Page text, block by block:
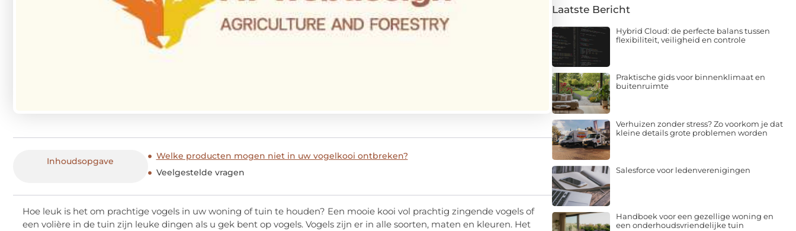
Inhoudsopgave
Welke producten mogen niet in uw vogelkooi ontbreken?
Veelgestelde vragen
Hoe leuk is het om prachtige vogels in uw woning of tuin te houden? Een mooie kooi vol prachtig zingende vogels of
een volière in de tuin zijn leuke dingen als u gek bent op vogels. Vogels zijn er in alle soorten, maten en kleuren. Het
Laatste Bericht
Hybrid Cloud: de perfecte balans tussen
flexibiliteit, veiligheid en controle
Praktische gids voor binnenklimaat en
buitenruimte
Verhuizen zonder stress? Zo voorkom je dat
kleine details grote problemen worden
Salesforce voor ledenverenigingen
Handboek voor een gezellige woning en
een onderhoudsvriendelijke tuin